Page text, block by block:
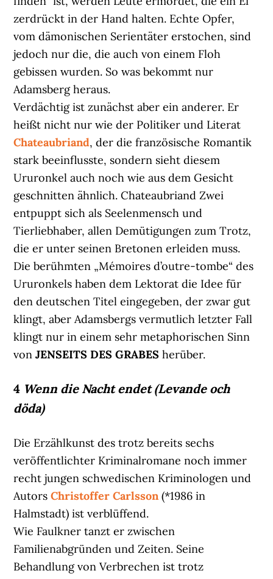
zerdrückt in der Hand halten. Echte Opfer,
vom dämonischen Serientäter erstochen, sind
jedoch nur die, die auch von einem Floh
gebissen wurden. So was bekommt nur
Adamsberg heraus.
Verdächtig ist zunächst aber ein anderer. Er
heißt nicht nur wie der Politiker und Literat
Chateaubriand, der die französische Romantik
stark beeinflusste, sondern sieht diesem
Ururonkel auch noch wie aus dem Gesicht
geschnitten ähnlich. Chateaubriand Zwei
entpuppt sich als Seelenmensch und
Tierliebhaber, allen Demütigungen zum Trotz,
die er unter seinen Bretonen erleiden muss.
Die berühmten „Mémoires d’outre-tombe“ des
Ururonkels haben dem Lektorat die Idee für
den deutschen Titel eingegeben, der zwar gut
klingt, aber Adamsbergs vermutlich letzter Fall
klingt nur in einem sehr metaphorischen Sinn
vonJENSEITS DES GRABES herüber.
4 Wenn die Nacht endet (Levande och
döda)
Die Erzählkunst des trotz bereits sechs
veröffentlichter Kriminalromane noch immer
recht jungen schwedischen Kriminologen und
AutorsChristoffer Carlsson (*1986 in
Halmstadt) ist verblüffend.
Wie Faulkner tanzt er zwischen
Familienabgründen und Zeiten. Seine
Behandlung von Verbrechen ist trotz